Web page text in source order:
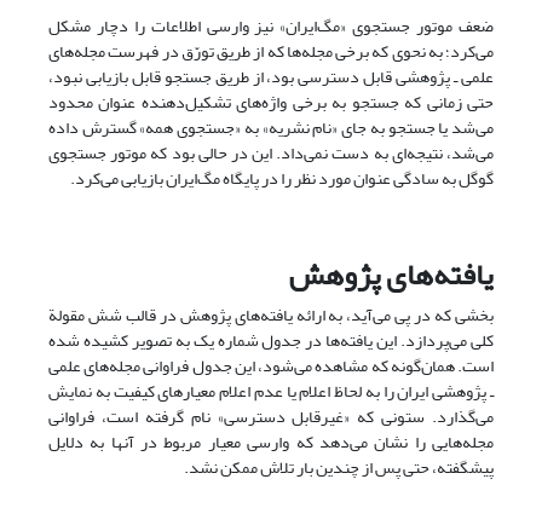
ضعف موتور جستجوی «مگ‌ایران» نیز وارسی اطلاعات را دچار مشکل
می‌کرد؛ به نحوی که برخی مجله‌ها که از طریق تورّق در فهرست مجله‌های
علمی ـ پژوهشی قابل دسترسی بود،‌ از طریق جستجو قابل بازیابی نبود،
حتی زمانی که جستجو به برخی واژه‌های تشکیل‌دهنده عنوان محدود
می‌شد یا جستجو به جای «نام نشریه» به «جستجوی همه» گسترش داده
می‌شد، نتیجه‌ای به دست نمی‌داد. این در حالی بود که موتور جستجوی
گوگل به سادگی عنوان مورد نظر را در پایگاه مگ‌ایران بازیابی می‌کرد.
یافته‌های پژوهش
بخشی که در پی می‌آید، به ارائه یافته‌های پژوهش در قالب شش مقولة
کلی می‌پردازد. این یافته‌ها در جدول شماره یک به تصویر کشیده شده
است. همان‌گونه که مشاهده می‌شود، این جدول فراوانی مجله‌های علمی
ـ پژوهشی ایران را به لحاظ اعلام یا عدم اعلام معیارهای کیفیت به نمایش
می‌گذارد. ستونی که «غیرقابل دسترسی» نام گرفته است،‌ فراوانی
مجله‌هایی را نشان می‌دهد که وارسی معیار مربوط در آنها به دلایل
پیشگفته، حتی پس از چندین بار تلاش ممکن نشد.